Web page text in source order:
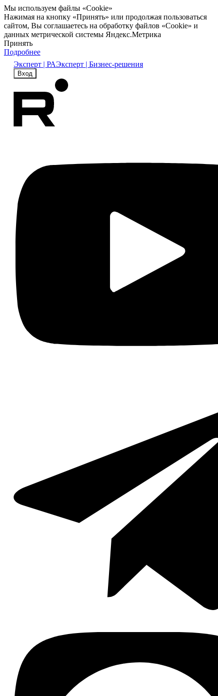
Мы используем файлы «Cookie»
Нажимая на кнопку «Принять» или продолжая пользоваться
сайтом, Вы соглашаетесь на обработку файлов «Cookie» и
данных метрической системы Яндекс.Метрика
Принять
Подробнее
Эксперт | РАЭксперт | Бизнес-решения
Вход